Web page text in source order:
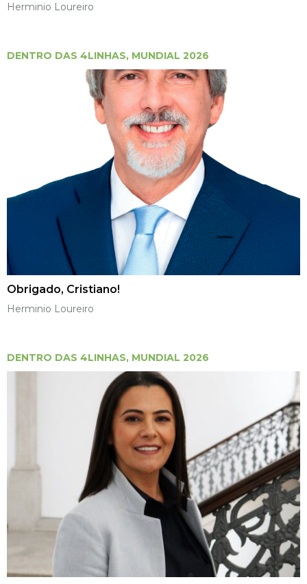
Herminio Loureiro
DENTRO DAS 4LINHAS, MUNDIAL 2026
Obrigado, Cristiano!
Herminio Loureiro
DENTRO DAS 4LINHAS, MUNDIAL 2026